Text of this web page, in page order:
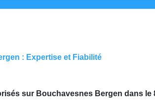
: Expertise et Fiabilité
sur Bouchavesnes Bergen dans le